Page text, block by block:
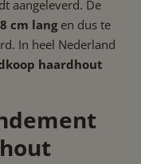
aangeleverd. De
cm langen dus te
In heel Nederland
haardhout